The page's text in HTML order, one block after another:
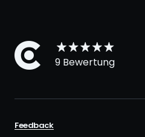
9 Bewertung
Feedback